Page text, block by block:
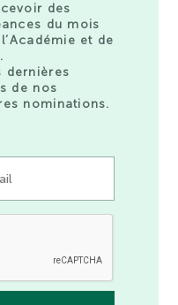
des
du mois
et de
dernières
de nos
nominations.